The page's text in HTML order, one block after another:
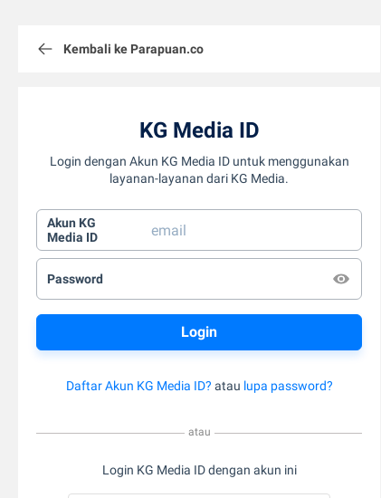
Kembali ke Parapuan.co
KG Media ID
Login dengan Akun KG Media ID untuk menggunakan
layanan-layanan dari KG Media.
Akun KG
Media ID
Password
Daftar Akun KG Media ID? atau lupa password?
atau
Login KG Media ID dengan akun ini